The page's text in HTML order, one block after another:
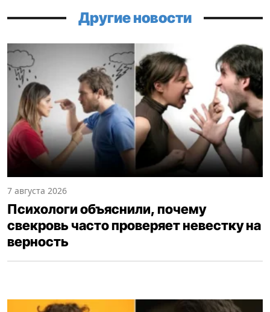
Другие новости
7 августа 2026
Психологи объяснили, почему
свекровь часто проверяет невестку на
верность